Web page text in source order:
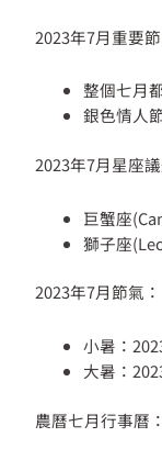
2023年7月重要節
整個七月
銀色情人
2023年7月星座議
巨蟹座
獅子座
2023年7月節氣：
小暑：
大暑：
農曆七月行事曆：